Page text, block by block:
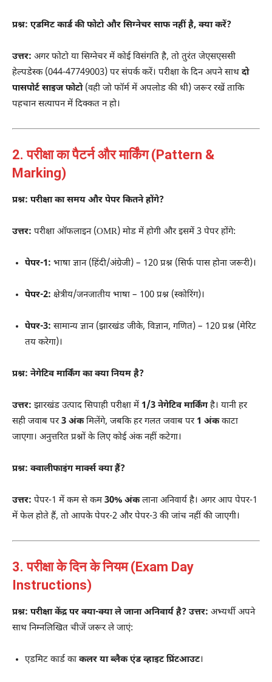
प्रश्न: एडमिट कार्ड की फोटो और सिग्नेचर साफ नहीं है, क्या करें?
उत्तर: अगर फोटो या सिग्नेचर में कोई विसंगति है, तो तुरंत जेएसएससी
हेल्पडेस्क (044-47749003) पर संपर्क करें। परीक्षा के दिन अपने साथ दो
पासपोर्ट साइज फोटो(वही जो फॉर्म में अपलोड की थी) जरूर रखें ताकि
पहचान सत्यापन में दिक्कत न हो।
2. परीक्षा का पैटर्न और मार्किंग (Pattern &
Marking)
प्रश्न: परीक्षा का समय और पेपर कितने होंगे?
उत्तर: परीक्षा ऑफलाइन (OMR) मोड में होगी और इसमें 3 पेपर होंगे:
पेपर-1: भाषा ज्ञान (हिंदी/अंग्रेजी) – 120 प्रश्न (सिर्फ पास होना जरूरी)।
पेपर-2: क्षेत्रीय/जनजातीय भाषा – 100 प्रश्न (स्कोरिंग)।
पेपर-3: सामान्य ज्ञान (झारखंड जीके, विज्ञान, गणित) – 120 प्रश्न (मेरिट
तय करेगा)।
प्रश्न: नेगेटिव मार्किंग का क्या नियम है?
उत्तर: झारखंड उत्पाद सिपाही परीक्षा में1/3 नेगेटिव मार्किंगहै। यानी हर
सही जवाब पर3 अंकमिलेंगे, जबकि हर गलत जवाब पर1 अंककाटा
जाएगा। अनुत्तरित प्रश्नों के लिए कोई अंक नहीं कटेगा।
प्रश्न: क्वालीफाइंग मार्क्स क्या हैं?
उत्तर: पेपर-1 में कम से कम30% अंकलाना अनिवार्य है। अगर आप पेपर-1
में फेल होते हैं, तो आपके पेपर-2 और पेपर-3 की जांच नहीं की जाएगी।
3. परीक्षा के दिन के नियम (Exam Day
Instructions)
प्रश्न: परीक्षा केंद्र पर क्या-क्या ले जाना अनिवार्य है? उत्तर: अभ्यर्थी अपने
साथ निम्नलिखित चीजें जरूर ले जाएं:
एडमिट कार्ड का कलर या ब्लैक एंड व्हाइट प्रिंटआउट।